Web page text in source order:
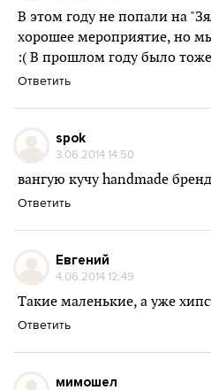
В этом году не попали на
хорошее мероприятие, но
:( В прошлом году было
Ответить
spok
3.06.2014 14:50
вангую кучу handmade
Ответить
Евгений
4.06.2014 12:49
Такие маленькие, а уже
Ответить
мимошел